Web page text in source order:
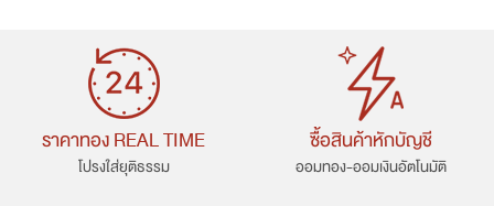
ราคาทอง REAL TIME
โปรงใส่ยุติธรรม
ซื้อสินค้าหักบัญชี
ออมทอง-ออมเงินอัตโนมัติ